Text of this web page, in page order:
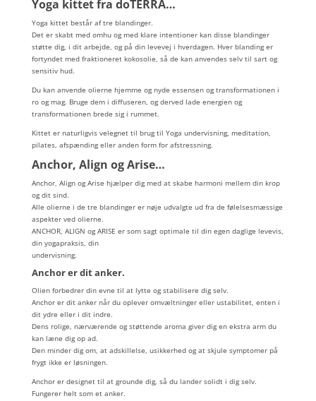
Yoga kittet fra doTERRA…
Yoga kittet består af tre blandinger.
Det er skabt med omhu og med klare intentioner kan disse blandinger
støtte dig, i dit arbejde, og på din levevej i hverdagen. Hver blanding er
fortyndet med fraktioneret kokosolie, så de kan anvendes selv til sart og
sensitiv hud.
Du kan anvende olierne hjemme og nyde essensen og transformationen i
ro og mag. Bruge dem i diffuseren, og derved lade energien og
transformationen brede sig i rummet.
Kittet er naturligvis velegnet til brug til Yoga undervisning, meditation,
pilates, afspænding eller anden form for afstressning.
Anchor, Align og Arise…
Anchor, Align og Arise hjælper dig med at skabe harmoni mellem din krop
og dit sind.
Alle olierne i de tre blandinger er nøje udvalgte ud fra de følelsesmæssige
aspekter ved olierne.
ANCHOR, ALIGN og ARISE er som sagt optimale til din egen daglige levevis,
din yogapraksis, din
undervisning.
Anchor er dit anker.
Olien forbedrer din evne til at lytte og stabilisere dig selv.
Anchor er dit anker når du oplever omvæltninger eller ustabilitet, enten i
dit ydre eller i dit indre.
Dens rolige, nærværende og støttende aroma giver dig en ekstra arm du
kan læne dig op ad.
Den minder dig om, at adskillelse, usikkerhed og at skjule symptomer på
frygt ikke er løsningen.
Anchor er designet til at grounde dig, så du lander solidt i dig selv.
Fungerer helt som et anker.